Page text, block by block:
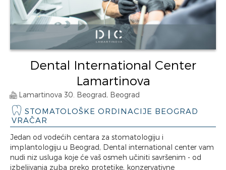
Dental International Center
Lamartinova
Lamartinova 30. Beograd, Beograd
STOMATOLOŠKE ORDINACIJE BEOGRAD
VRAČAR
Jedan od vodećih centara za stomatologiju i
implantologiju u Beograd, Dental international center vam
nudi niz usluga koje će vaš osmeh učiniti savršenim - od
izbeljivanja zuba preko protetike, konzervativne